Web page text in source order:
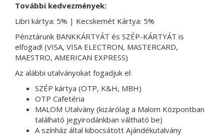
További kedvezmények:
Libri kártya: 5% | Kecskemét Kártya: 5%
Pénztárunk BANKKÁRTYÁT és SZÉP-KÁRTYÁT is
elfogad! (VISA, VISA ELECTRON, MASTERCARD,
MAESTRO, AMERICAN EXPRESS)
Az alábbi utalványokat fogadjuk el:
SZÉP kártya (OTP, K&H, MBH)
OTP Cafetéria
MALOM Utalvány (kizárólag a Malom Központban
található jegyirodánkban váltható be)
A színház által kibocsátott Ajándékutalvány